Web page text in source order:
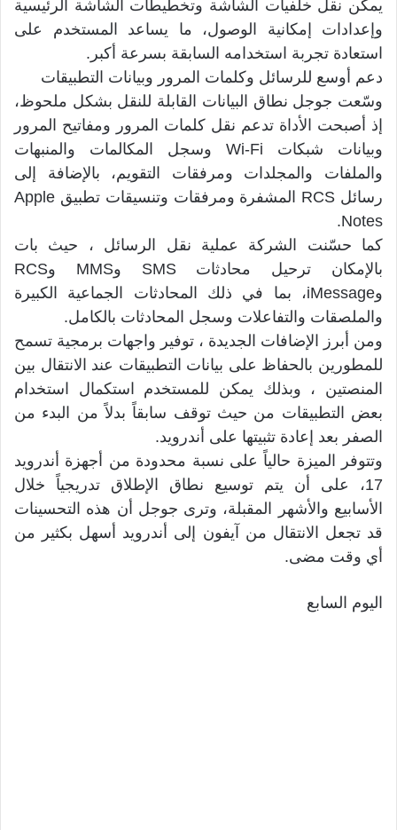
يمكن نقل خلفيات الشاشة وتخطيطات الشاشة الرئيسية
وإعدادات إمكانية الوصول، ما يساعد المستخدم على
استعادة تجربة استخدامه السابقة بسرعة أكبر.
دعم أوسع للرسائل وكلمات المرور وبيانات التطبيقات
وسّعت جوجل نطاق البيانات القابلة للنقل بشكل ملحوظ،
إذ أصبحت الأداة تدعم نقل كلمات المرور ومفاتيح المرور
وبيانات شبكات Wi-Fi وسجل المكالمات والمنبهات
والملفات والمجلدات ومرفقات التقويم، بالإضافة إلى
رسائل RCS المشفرة ومرفقات وتنسيقات تطبيق Apple
Notes.
كما حسّنت الشركة عملية نقل الرسائل ، حيث بات
بالإمكان ترحيل محادثات SMS وMMS وRCS
وiMessage، بما في ذلك المحادثات الجماعية الكبيرة
والملصقات والتفاعلات وسجل المحادثات بالكامل.
ومن أبرز الإضافات الجديدة ، توفير واجهات برمجية تسمح
للمطورين بالحفاظ على بيانات التطبيقات عند الانتقال بين
المنصتين ، وبذلك يمكن للمستخدم استكمال استخدام
بعض التطبيقات من حيث توقف سابقاً بدلاً من البدء من
الصفر بعد إعادة تثبيتها على أندرويد.
وتتوفر الميزة حالياً على نسبة محدودة من أجهزة أندرويد
17، على أن يتم توسيع نطاق الإطلاق تدريجياً خلال
الأسابيع والأشهر المقبلة، وترى جوجل أن هذه التحسينات
قد تجعل الانتقال من آيفون إلى أندرويد أسهل بكثير من
أي وقت مضى.
اليوم السابع